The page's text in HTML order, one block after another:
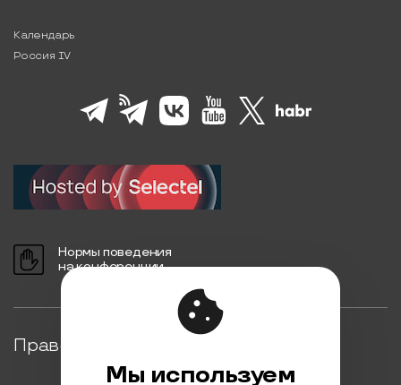
Календарь
Россия IV
Нормы поведения
на конференции
Правовая информация
Мы используем